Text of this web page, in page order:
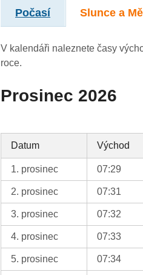
Počasí Slunce a
V kalendáři naleznete časy
roce.
Prosinec 2026
Datum Východ
1. prosinec 07:29
2. prosinec 07:31
3. prosinec 07:32
4. prosinec 07:33
5. prosinec 07:34